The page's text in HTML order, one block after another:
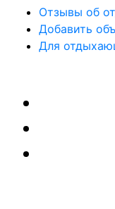
Отзывы об
Добавить
Для